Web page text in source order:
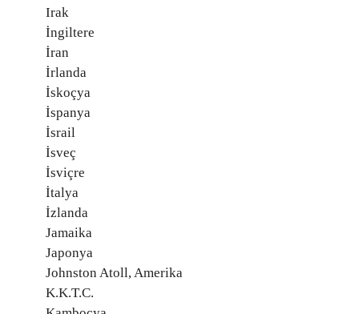
Irak
İngiltere
İran
İrlanda
İskoçya
İspanya
İsrail
İsveç
İsviçre
İtalya
İzlanda
Jamaika
Japonya
Johnston Atoll, Amerika
K.K.T.C.